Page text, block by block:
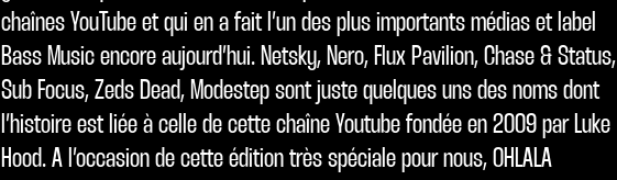
chaînes YouTube et qui en a fait l’un des plus importants médias et label
Bass Music encore aujourd’hui. Netsky, Nero, Flux Pavilion, Chase & Status,
Sub Focus, Zeds Dead, Modestep sont juste quelques uns des noms dont
l’histoire est liée à celle de cette chaîne Youtube fondée en 2009 par Luke
Hood. A l’occasion de cette édition très spéciale pour nous, OHLALA